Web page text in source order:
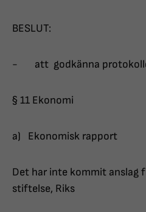
BESLUT:
- att godkänna
§ 11 Ekonomi
a) Ekonomisk rapport
Det har inte kommit anslag
stiftelse, Riks